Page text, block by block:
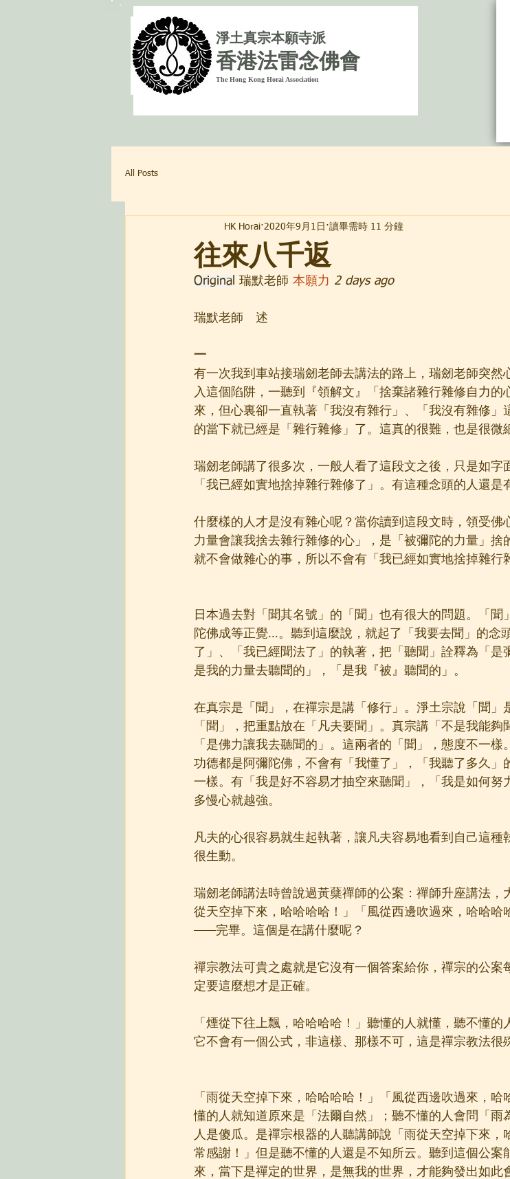
淨土真宗本願寺派
香港法雷念佛會
The Hong Kong Horai Association
All Posts
往來八千返
HK Horai 2020年9月1日 讀畢需時 11 分鐘
Original 瑞默老師 本願力 2 days ago
瑞默老師　述
一
有一次我到車站接瑞劒老師去講法的路上，瑞劒老師突然
入這個陷阱，一聽到『領解文』「捨棄諸雜行雜修自力
來，但心裏卻一直執著「我沒有雜行」、「我沒有雜修」
的當下就已經是「雜行雜修」了。這真的很難，也是很微
瑞劒老師講了很多次，一般人看了這段文之後，只是如字
「我已經如實地捨掉雜行雜修了」。有這種念頭的人還是
什麼樣的人才是沒有雜心呢？當你讀到這段文時，領受佛
力量會讓我捨去雜行雜修的心」，是「被彌陀的力量」捨
就不會做雜心的事，所以不會有「我已經如實地捨掉雜行
日本過去對「聞其名號」的「聞」也有很大的問題。「
陀佛成等正覺…。聽到這麼說，就起了「我要去聞」的念
了」、「我已經聞法了」的執著，把「聽聞」詮釋為「
是我的力量去聽聞的」，「是我『被』聽聞的」。
在真宗是「聞」，在禪宗是講「修行」。淨土宗說「聞」
「聞」，把重點放在「凡夫要聞」。真宗講「不是我能夠
「是佛力讓我去聽聞的」。這兩者的「聞」，態度不一
功德都是阿彌陀佛，不會有「我懂了」，「我聽了多久」
一樣。有「我是好不容易才抽空來聽聞」，「我是如何努
多慢心就越強。
凡夫的心很容易就生起執著，讓凡夫容易地看到自己這種
很生動。
瑞劒老師講法時曾說過黃蘖禪師的公案：禪師升座講法，
從天空掉下來，哈哈哈哈！」「風從西邊吹過來，哈哈哈
——完畢。這個是在講什麼呢？
禪宗教法可貴之處就是它沒有一個答案給你，禪宗的公案
定要這麼想才是正確。
「煙從下往上飄，哈哈哈哈！」聽懂的人就懂，聽不懂的
它不會有一個公式，非這樣、那樣不可，這是禪宗教法很
「雨從天空掉下來，哈哈哈哈！」「風從西邊吹過來，
懂的人就知道原來是「法爾自然」；聽不懂的人會問「雨
人是傻瓜。是禪宗根器的人聽講師說「雨從天空掉下來
常感謝！」但是聽不懂的人還是不知所云。聽到這個公案
來，當下是禪定的世界，是無我的世界，才能夠發出如此